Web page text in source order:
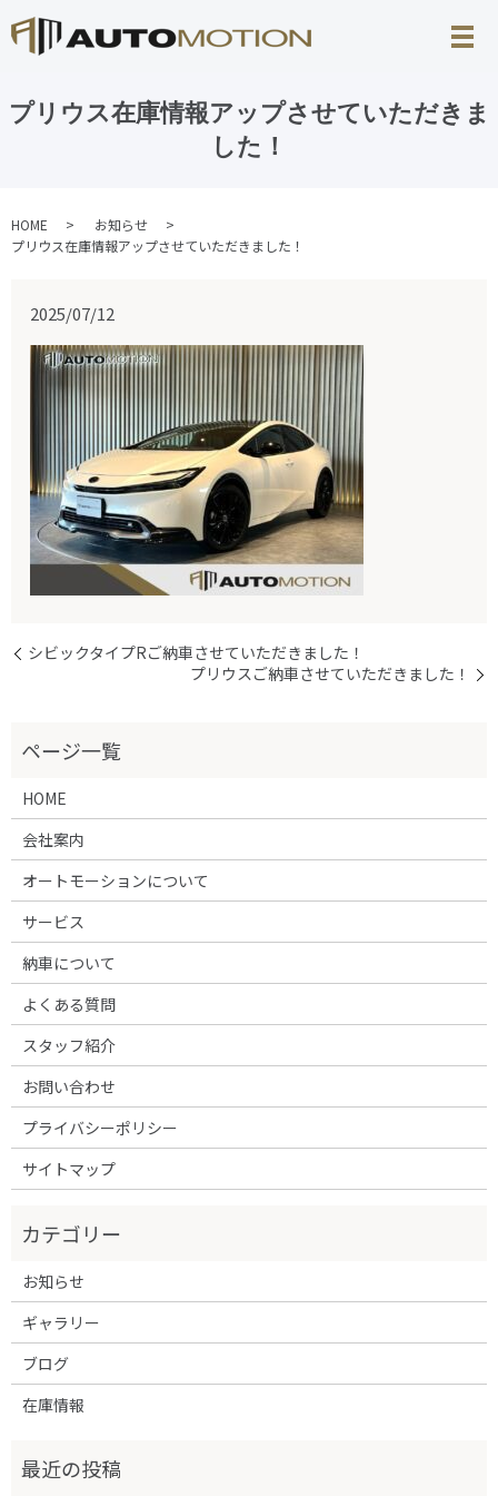
プリウス在庫情報アップさせていただきま
した！
HOME
お知らせ
プリウス在庫情報アップさせていただきました！
2025/07/12
シビックタイプRご納車させていただきました！
プリウスご納車させていただきました！
HOME
会社案内
オートモーションについて
サービス
納車について
よくある質問
スタッフ紹介
お問い合わせ
プライバシーポリシー
サイトマップ
お知らせ
ギャラリー
ブログ
在庫情報